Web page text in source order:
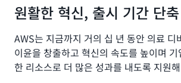
원활한 혁신, 출시 기간 단축
AWS는 지금까지 거의 십 년 동안 의료 디
이윤을 창출하고 혁신의 속도를 높이며
한 리소스로 더 많은 성과를 내도록 지원